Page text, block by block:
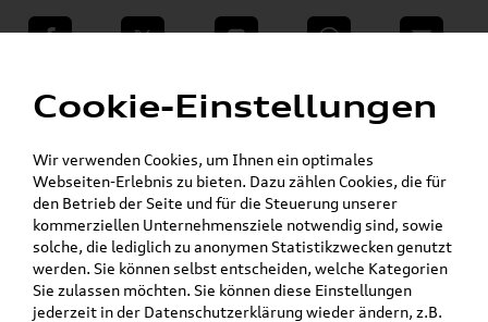
teilen Twitter Instagram WhatsApp E-Mail
Zurück
Versandkostenfrei*
Cookie-Einstellungen
Wir verwenden Cookies, um Ihnen ein optimales
Webseiten-Erlebnis zu bieten. Dazu zählen Cookies, die für
den Betrieb der Seite und für die Steuerung unserer
kommerziellen Unternehmensziele notwendig sind, sowie
solche, die lediglich zu anonymen Statistikzwecken genutzt
werden. Sie können selbst entscheiden, welche Kategorien
Sie zulassen möchten. Sie können diese Einstellungen
jederzeit in der Datenschutzerklärung wieder ändern, z.B.